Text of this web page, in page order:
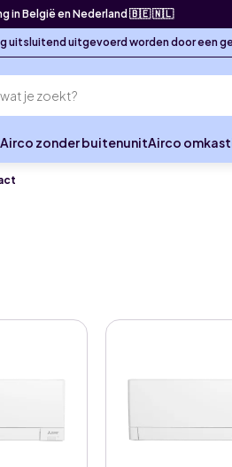
in België en Nederland 🇧🇪 🇳🇱
uitsluitend uitgevoerd worden door een
Airco zonder buitenunitAirco